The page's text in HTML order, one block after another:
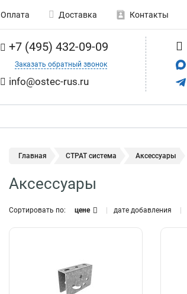
Оплата Доставка Контакты
+7 (495) 432-09-09
Заказать обратный звонок
info@ostec-rus.ru
Главная СТРАТ система Аксессуары
Аксессуары
Сортировать по: цене дате добавления